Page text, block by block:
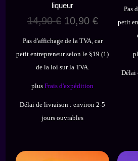
liqueur
14,90€ Le
initial
était :
14,90 €.
10,90 €Le
actuel
est :
10,90 €.
Pas d'affichage de la TVA, car
petit entrepreneur selon le §19 (1)
de la loi sur la TVA.
plusFrais d'expédition
Délai de livraison :environ 2-5
jours ouvrables
Pas
petit
Délai